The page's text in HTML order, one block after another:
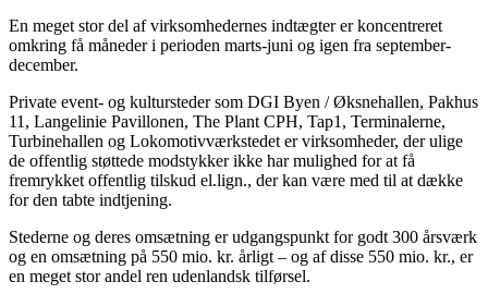
En meget stor del af virksomhedernes indtægter er koncentreret
omkring få måneder i perioden marts-juni og igen fra september-
december.
Private event- og kultursteder som DGI Byen / Øksnehallen, Pakhus
11, Langelinie Pavillonen, The Plant CPH, Tap1, Terminalerne,
Turbinehallen og Lokomotivværkstedet er virksomheder, der ulige
de offentlig støttede modstykker ikke har mulighed for at få
fremrykket offentlig tilskud el.lign., der kan være med til at dække
for den tabte indtjening.
Stederne og deres omsætning er udgangspunkt for godt 300 årsværk
og en omsætning på 550 mio. kr. årligt – og af disse 550 mio. kr., er
en meget stor andel ren udenlandsk tilførsel.